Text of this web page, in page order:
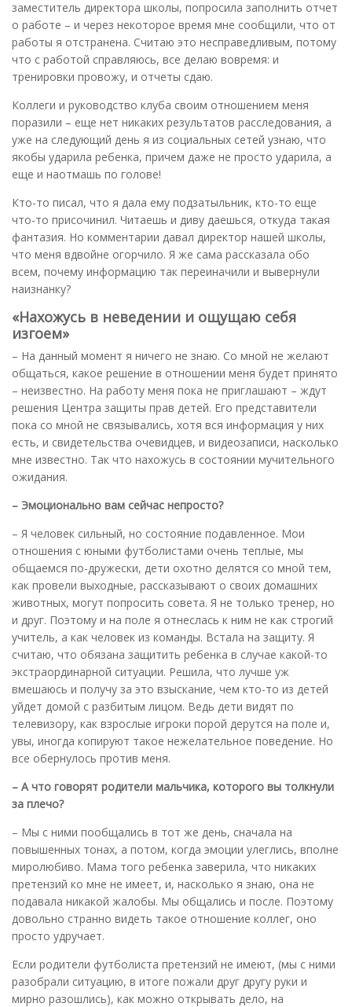
заместитель директора школы, попросила заполнить отчет
о работе – и через некоторое время мне сообщили, что от
работы я отстранена. Считаю это несправедливым, потому
что с работой справляюсь, все делаю вовремя: и
тренировки провожу, и отчеты сдаю.
Коллеги и руководство клуба своим отношением меня
поразили – еще нет никаких результатов расследования, а
уже на следующий день я из социальных сетей узнаю, что
якобы ударила ребенка, причем даже не просто ударила, а
еще и наотмашь по голове!
Кто-то писал, что я дала ему подзатыльник, кто-то еще
что-то присочинил. Читаешь и диву даешься, откуда такая
фантазия. Но комментарии давал директор нашей школы,
что меня вдвойне огорчило. Я же сама рассказала обо
всем, почему информацию так переиначили и вывернули
наизнанку?
«Нахожусь в неведении и ощущаю себя
изгоем»
– На данный момент я ничего не знаю. Со мной не желают
общаться, какое решение в отношении меня будет принято
– неизвестно. На работу меня пока не приглашают – ждут
решения Центра защиты прав детей. Его представители
пока со мной не связывались, хотя вся информация у них
есть, и свидетельства очевидцев, и видеозаписи, насколько
мне известно. Так что нахожусь в состоянии мучительного
ожидания.
– Эмоционально вам сейчас непросто?
– Я человек сильный, но состояние подавленное. Мои
отношения с юными футболистами очень теплые, мы
общаемся по-дружески, дети охотно делятся со мной тем,
как провели выходные, рассказывают о своих домашних
животных, могут попросить совета. Я не только тренер, но
и друг. Поэтому и на поле я отнеслась к ним не как строгий
учитель, а как человек из команды. Встала на защиту. Я
считаю, что обязана защитить ребенка в случае какой-то
экстраординарной ситуации. Решила, что лучше уж
вмешаюсь и получу за это взыскание, чем кто-то из детей
уйдет домой с разбитым лицом. Ведь дети видят по
телевизору, как взрослые игроки порой дерутся на поле и,
увы, иногда копируют такое нежелательное поведение. Но
все обернулось против меня.
– А что говорят родители мальчика, которого вы толкнули
за плечо?
– Мы с ними пообщались в тот же день, сначала на
повышенных тонах, а потом, когда эмоции улеглись, вполне
миролюбиво. Мама того ребенка заверила, что никаких
претензий ко мне не имеет, и, насколько я знаю, она не
подавала никакой жалобы. Мы общались и после. Поэтому
довольно странно видеть такое отношение коллег, оно
просто удручает.
Если родители футболиста претензий не имеют, (мы с ними
разобрали ситуацию, в итоге пожали друг другу руки и
мирно разошлись), как можно открывать дело, на